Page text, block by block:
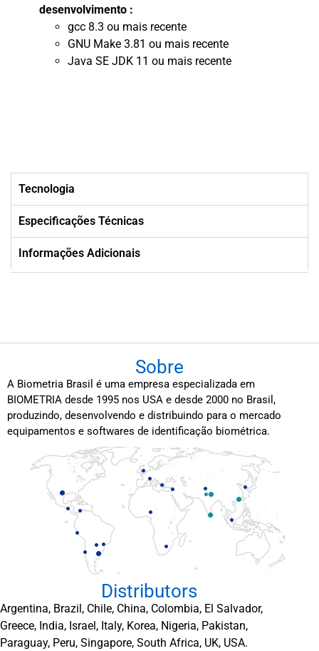
desenvolvimento :
gcc 8.3 ou mais recente
GNU Make 3.81 ou mais recente
Java SE JDK 11 ou mais recente
Tecnologia
Especificações Técnicas
Informações Adicionais
Sobre
A Biometria Brasil é uma empresa especializada em
BIOMETRIA desde 1995 nos USA e desde 2000 no Brasil,
produzindo, desenvolvendo e distribuindo para o mercado
equipamentos e softwares de identificação biométrica.
Distributors
Argentina, Brazil, Chile, China, Colombia, El Salvador,
Greece, India, Israel, Italy, Korea, Nigeria, Pakistan,
Paraguay, Peru, Singapore, South Africa, UK, USA.